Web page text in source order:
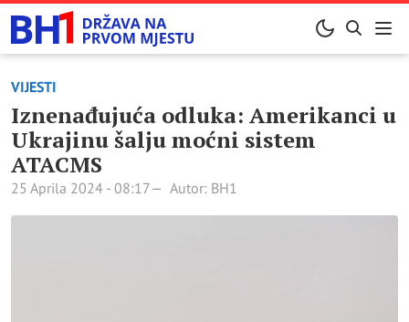
VIJESTI
Iznenađujuća odluka: Amerikanci u
Ukrajinu šalju moćni sistem
ATACMS
25 Aprila 2024 - 08:17 Autor: BH1